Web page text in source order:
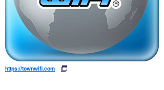
https://townwifi.com